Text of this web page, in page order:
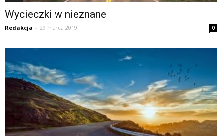
Wycieczki w nieznane
Redakcja - 29 marca 2019 0